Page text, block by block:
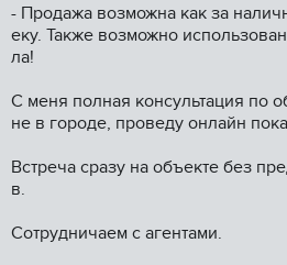
- Продажа возможна как за
еку. Также возможно
ла!
С меня полная консультация по
не в городе, проведу онлайн
Встреча сразу на объекте без
в.
Сотрудничаем с агентами.